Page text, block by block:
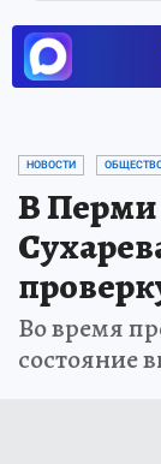
НОВОСТИ
В Перми
Во время
состояние